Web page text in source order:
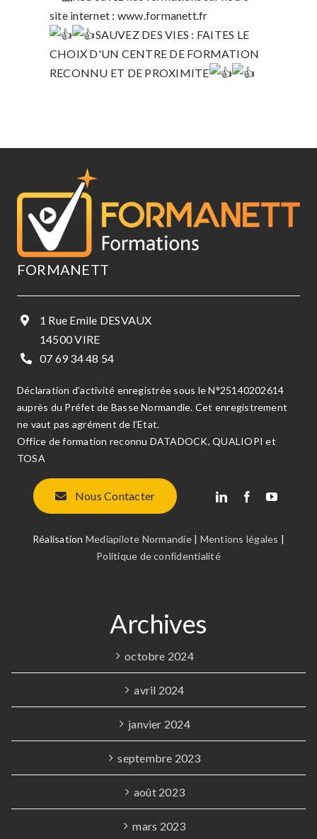
site internet : www.formanett.fr
SAUVEZ DES VIES : FAITES LE
CHOIX D'UN CENTRE DE FORMATION
RECONNU ET DE PROXIMITE
FORMANETT
1 Rue Emile DESVAUX
14500 VIRE
07 69 34 48 54
Déclaration d’activité enregistrée sous le N°25140202614
auprès du Préfet de Basse Normandie. Cet enregistrement
ne vaut pas agrément de l’Etat.
Office de formation reconnu DATADOCK, QUALIOPI et
TOSA
Nous Contacter
Réalisation Mediapilote Normandie| Mentions légales
Politique de confidentialité
Archives
octobre 2024
avril 2024
janvier 2024
septembre 2023
août 2023
mars 2023